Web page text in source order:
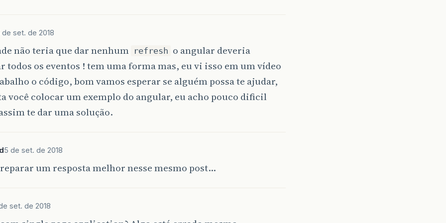
topWindow = $ (window).scrollTop();
(topWindow > 60)
{
else
{
de set. de 2018
não teria que dar nenhum refresh o angular deveria
todos os eventos ! tem uma forma mas, eu vi isso em um vídeo
o código, bom vamos esperar se alguém possa te ajudar,
você colocar um exemplo do angular, eu acho pouco dificil
te dar uma solução.
5 de set. de 2018
um resposta melhor nesse mesmo post…
set. de 2018